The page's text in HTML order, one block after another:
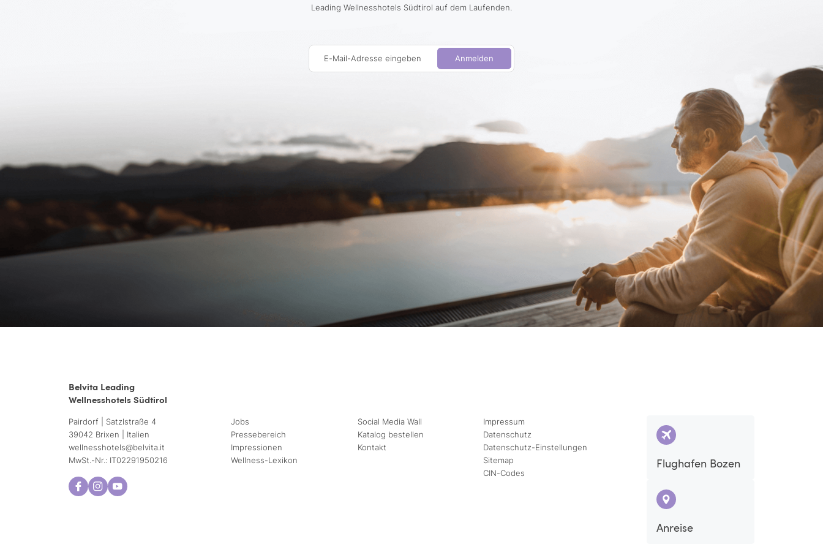
Leading Wellnesshotels Südtirol auf dem Laufenden.
E-Mail-Adresse eingeben Anmelden
Belvita Leading
Wellnesshotels Südtirol
Pairdorf | Satzlstraße 4
39042 Brixen | Italien
wellnesshotels@belvita.it
MwSt.-Nr.: IT02291950216
Jobs
Pressebereich
Impressionen
Wellness-Lexikon
Social Media Wall
Katalog bestellen
Kontakt
Impressum
Datenschutz
Datenschutz-Einstellungen
Sitemap
CIN-Codes
Flughafen Bozen
Anreise